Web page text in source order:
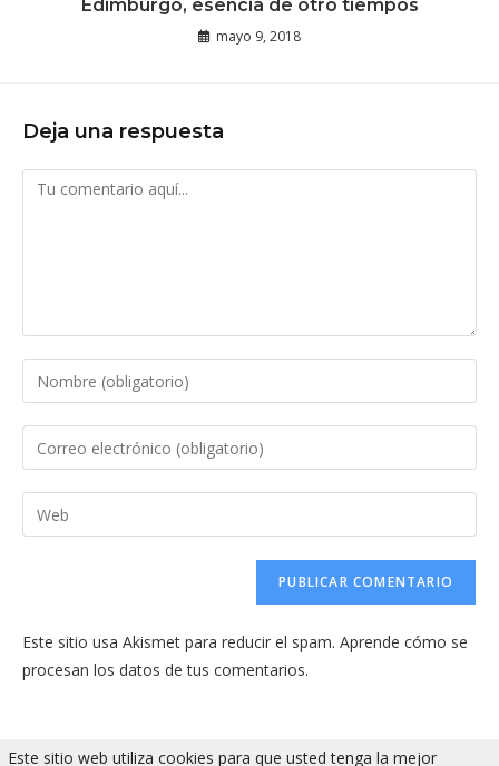
Edimburgo, esencia de otro tiempos
mayo 9, 2018
Deja una respuesta
Comentario
Introduce
tu
nombre
de
usuario
Introduce
tu
dirección
de
comentar
Introduce
la
web
(opcional)
Este sitio usa Akismet para reducir el spam. Aprende cómo se
procesan los datos de tus comentarios.
Este sitio web utiliza cookies para que usted tenga la mejor